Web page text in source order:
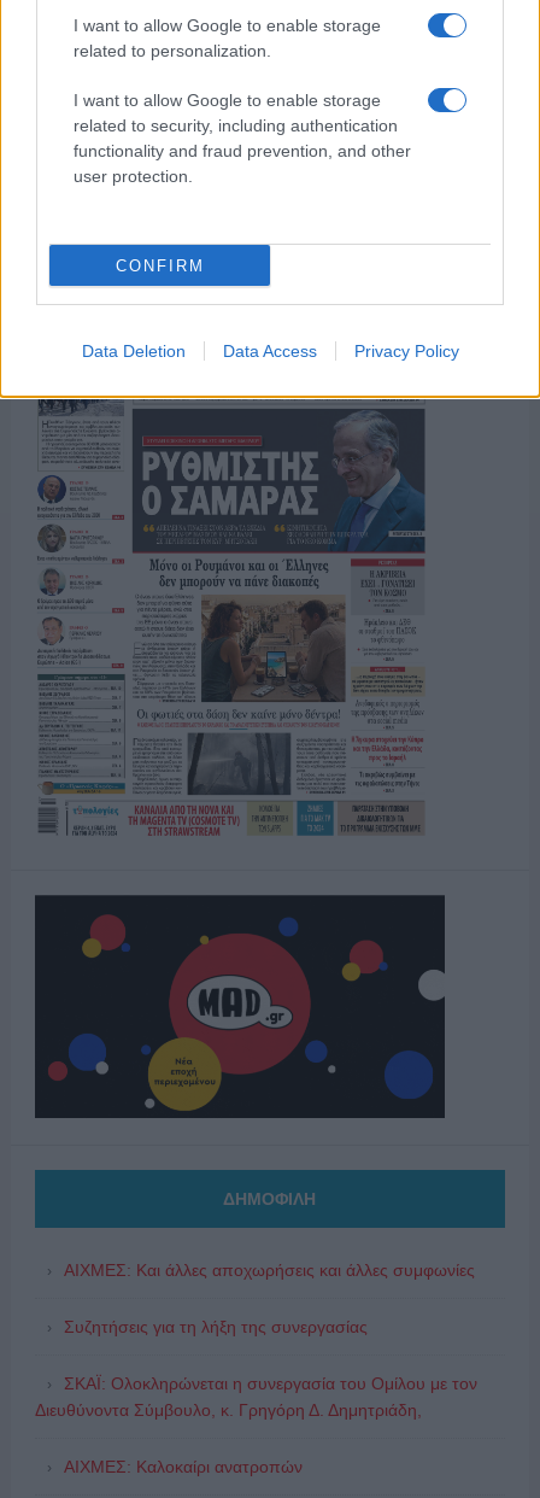
I want to allow Google to enable storage
related to personalization.
I want to allow Google to enable storage
related to security, including authentication
functionality and fraud prevention, and other
user protection.
CONFIRM
Data Deletion Data Access Privacy Policy
ΟΣΑ ΧΡΕΙΑΖΕΣΑΙ
ΓΙΑ ΤΟ ΚΑΛΟΚΑΙΡΙ ΣΟΥ →
ΤΟ ΠΑΡΟΝ ΤΗΣ ΚΥΡΙΑΚΗΣ
ΔΗΜΟΦΙΛΗ
ΑΙΧΜΕΣ: Και άλλες αποχωρήσεις και άλλες συμφωνίες
Συζητήσεις για τη λήξη της συνεργασίας
ΣΚΑΪ: Ολοκληρώνεται η συνεργασία του Ομίλου με τον
Διευθύνοντα Σύμβουλο, κ. Γρηγόρη Δ. Δημητριάδη,
ΑΙΧΜΕΣ: Καλοκαίρι ανατροπών